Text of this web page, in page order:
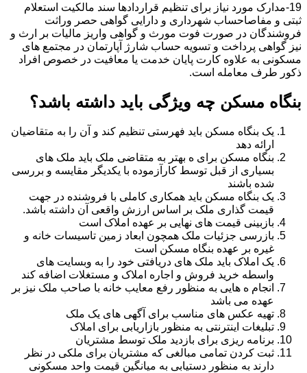
19-مدارک مورد نیاز برای تنظیم قراردادها سند مالکیت استعلام
ثبتی و مفاصاحساب شهرداری و دارایی گواهی حصر وراثت
فروشندگان در صورت فوت مورث و گواهی واریز مالیات بر ارث و
نیز گواهی پرداخت و تسویه حساب شارژ آپارتمان در مجتمع های
مسکونی به علاوه کارت پایان خدمت یا معافیت در خصوص افراد
ذکور طرف معامله است.
بنگاه مسکن چه ویژگی باید داشته باشد؟
یک بنگاه مسکن باید فهرستی تنظیم کند و آن را به متقاضیان
ارائه دهد
بنگاه مسکن برای ه بهتر به متقاضی ملک باید ملک های
بسیاری از قبل توسط کارآزموده با یکدیگر مقایسه و بررسی
شده باشند
یک بنگاه مسکن باید همکاری کاملی با فروشنده در جهت
قیمت گذاری ملک بر اساس ارزش واقعی آن داشته باشد.
بازبینی قیمت های نهایی بر عهده املاک است
بازرسی جزئیات ملک همچون ابعاد زمین تاسیسات خانه و
غیره بر عهده بنگاه مسکن است
یک املاک باید ملک های دریافتی خود را به وبسایت های
واسطه خرید فروش و اجاره املاک و مستغلات اضافه کند
انجام ه هایی به منظور رفع معایب خانه با صاحب ملک نیز بر
عهده می باشد
تهیه عکس های مناسب برای آگهی های یک ملک
تبلیغات اینترنتی به منظور بازاریابی برای املاک
برنامه ریزی برای بازدید ملک توسط مشتریان
ثبت کردن تمامی مبالغی که مشتریان برای ملکی در نظر
دارند به منظور دستیابی به میانگین قیمت واحد مسکونی